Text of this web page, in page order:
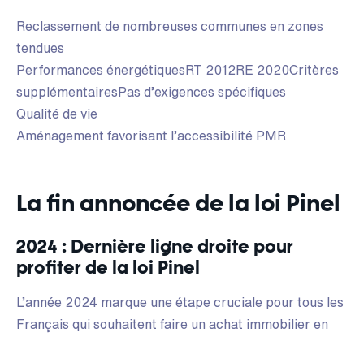
Reclassement de nombreuses communes en zones
tendues
Performances énergétiquesRT 2012RE 2020Critères
supplémentairesPas d’exigences spécifiques
Qualité de vie
Aménagement favorisant l’accessibilité PMR
La fin annoncée de la loi Pinel
2024 : Dernière ligne droite pour
profiter de la loi Pinel
L’année 2024 marque une étape cruciale pour tous les
Français qui souhaitent faire un achat immobilier en